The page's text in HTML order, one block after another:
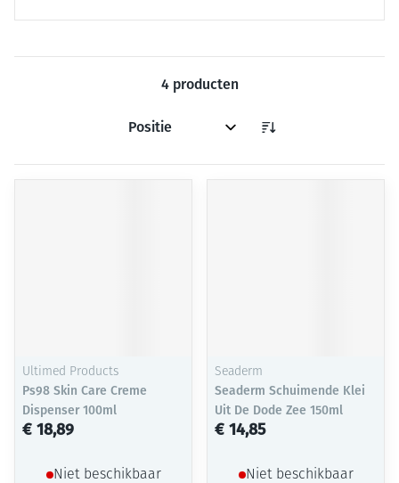
4producten
Sorteer op:
Ultimed Products
Ps98 Skin Care Creme
Dispenser 100ml
€ 18,89
Niet beschikbaar
Seaderm
Seaderm Schuimende Klei
Uit De Dode Zee 150ml
€ 14,85
Niet beschikbaar